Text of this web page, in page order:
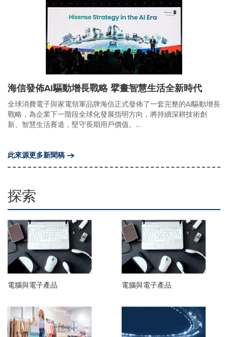
海信發佈AI驅動增長戰略 擘畫智慧生活全新時代
全球消費電子與家電領軍品牌海信正式發佈了一套完整的AI驅動增長
戰略，為企業下一階段全球化發展指明方向，將持續深耕技術創
新、智慧生活賽道，堅守長期用戶價值。...
此來源更多新聞稿
探索
電腦與電子產品 電腦與電子產品